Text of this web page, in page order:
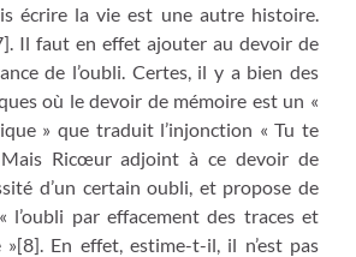
écrire la vie est une autre histoire.
Il faut en effet ajouter au devoir de
de l’oubli. Certes, il y a bien des
où le devoir de mémoire est un «
» que traduit l’injonction « Tu te
Ricœur adjoint à ce devoir de
d’un certain oubli, et propose de
l’oubli par effacement des traces et
»[8]. En effet, estime-t-il, il n’est pas